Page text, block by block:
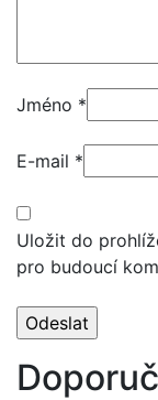
Jméno *
E-mail *
Uložit do
pro budoucí